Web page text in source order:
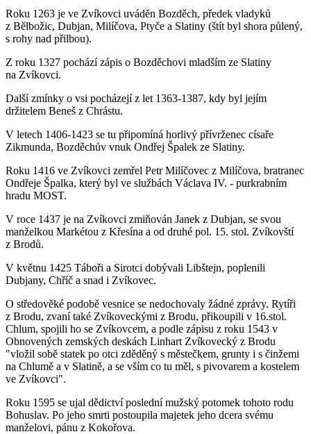
Roku 1263 je ve Zvíkovci uváděn Bozděch, předek vladyků
z Bělbožic, Dubjan, Milíčova, Ptyče a Slatiny (štít byl shora půlený,
s rohy nad přilbou).
Z roku 1327 pochází zápis o Bozděchovi mladším ze Slatiny
na Zvíkovci.
Další zmínky o vsi pocházejí z let 1363-1387, kdy byl jejím
držitelem Beneš z Chrástu.
V letech 1406-1423 se tu připomíná horlivý přívrženec císaře
Zikmunda, Bozděchův vnuk Ondřej Špalek ze Slatiny.
Roku 1416 ve Zvíkovci zemřel Petr Milíčovec z Milíčova, bratranec
Ondřeje Špalka, který byl ve službách Václava IV. - purkrabním
hradu MOST.
V roce 1437 je na Zvíkovci zmiňován Janek z Dubjan, se svou
manželkou Markétou z Křesína a od druhé pol. 15. stol. Zvíkovští
z Brodů.
V květnu 1425 Táboři a Sirotci dobývali Libštejn, poplenili
Dubjany, Chříč a snad i Zvíkovec.
O středověké podobě vesnice se nedochovaly žádné zprávy. Rytíři
z Brodu, zvaní také Zvíkoveckými z Brodu, přikoupili v 16.stol.
Chlum, spojili ho se Zvíkovcem, a podle zápisu z roku 1543 v
Obnovených zemských deskách Linhart Zvíkovecký z Brodu
"vložil sobě statek po otci zděděný s městečkem, grunty i s činžemi
na Chlumě a v Slatině, a se vším co tu měl, s pivovarem a kostelem
ve Zvíkovci".
Roku 1595 se ujal dědictví poslední mužský potomek tohoto rodu
Bohuslav. Po jeho smrti postoupila majetek jeho dcera svému
manželovi, pánu z Kokořova.